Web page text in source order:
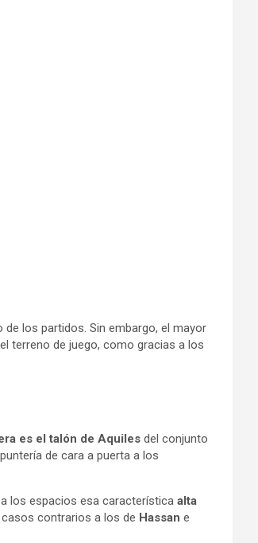
los partidos. Sin embargo, el mayor
terreno de juego, como gracias a los
es el talón de Aquiles del conjunto
de cara a puerta a los
los espacios esa característica alta
contrarios a los de Hassan e